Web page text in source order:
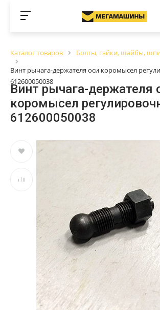
Каталог товаров
Болты, гайки, шайбы,
Винт рычага-держателя оси коромысел
612600050038
Винт рычага-держателя
коромысел
612600050038